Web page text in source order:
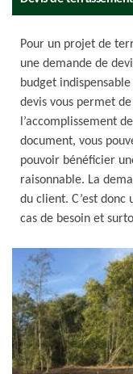
Pour un projet de
une demande de
budget
devis vous permet
l’accomplissement
document, vous
pouvoir bénéficier
raisonnable. La
du client. C’est
cas de besoin et